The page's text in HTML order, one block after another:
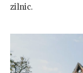
zilnic.